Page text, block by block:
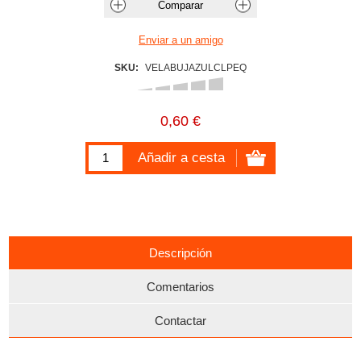
SKU: VELABUJAZULCLPEQ
0,60 €
Descripción
Comentarios
Contactar